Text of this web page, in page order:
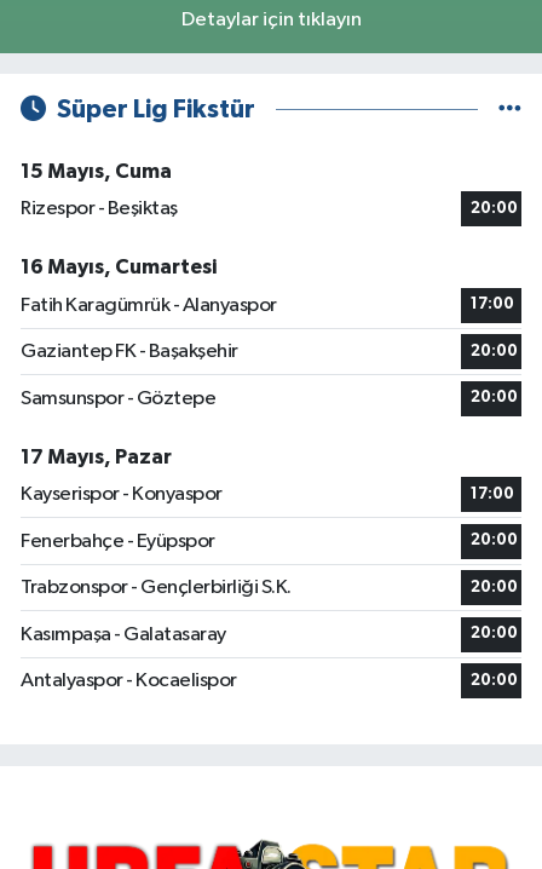
Detaylar için tıklayın
Süper Lig Fikstür
15 Mayıs, Cuma
Rizespor - Beşiktaş
20:00
16 Mayıs, Cumartesi
Fatih Karagümrük - Alanyaspor
17:00
Gaziantep FK - Başakşehir 20:00
Samsunspor - Göztepe 20:00
17 Mayıs, Pazar
Kayserispor - Konyaspor
17:00
Fenerbahçe - Eyüpspor 20:00
Trabzonspor - Gençlerbirliği S.K. 20:00
Kasımpaşa - Galatasaray 20:00
Antalyaspor - Kocaelispor 20:00